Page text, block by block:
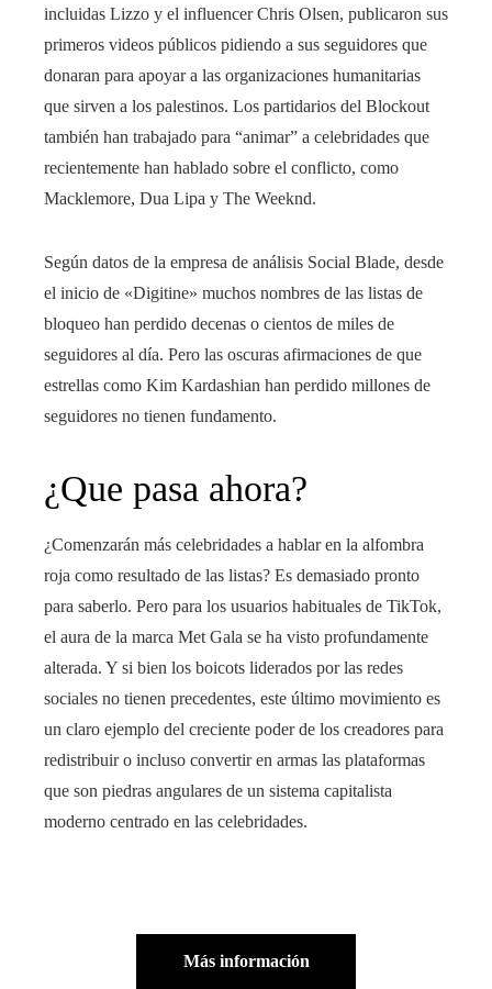
incluidas Lizzo y el influencer Chris Olsen, publicaron sus
primeros videos públicos pidiendo a sus seguidores que
donaran para apoyar a las organizaciones humanitarias
que sirven a los palestinos. Los partidarios del Blockout
también han trabajado para “animar” a celebridades que
recientemente han hablado sobre el conflicto, como
Macklemore, Dua Lipa y The Weeknd.
Según datos de la empresa de análisis Social Blade, desde
el inicio de «Digitine» muchos nombres de las listas de
bloqueo han perdido decenas o cientos de miles de
seguidores al día. Pero las oscuras afirmaciones de que
estrellas como Kim Kardashian han perdido millones de
seguidores no tienen fundamento.
¿Que pasa ahora?
¿Comenzarán más celebridades a hablar en la alfombra
roja como resultado de las listas? Es demasiado pronto
para saberlo. Pero para los usuarios habituales de TikTok,
el aura de la marca Met Gala se ha visto profundamente
alterada. Y si bien los boicots liderados por las redes
sociales no tienen precedentes, este último movimiento es
un claro ejemplo del creciente poder de los creadores para
redistribuir o incluso convertir en armas las plataformas
que son piedras angulares de un sistema capitalista
moderno centrado en las celebridades.
Más información